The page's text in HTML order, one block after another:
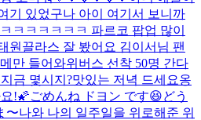
기 있었구나 아이 여기서 보니까
ㅋㅋㅋㅋㅋㅋ 파르코 팝업 많이
원끌라스 잘 봤어요 김이서님 팬
만 들어와위버스 선착 50명 간다
지금 몇시지?맛있는 저녁 드세요옹
!🌠ごめんね ドヨン です😆どう
〜나와 나의 일주일을 위로해준 위